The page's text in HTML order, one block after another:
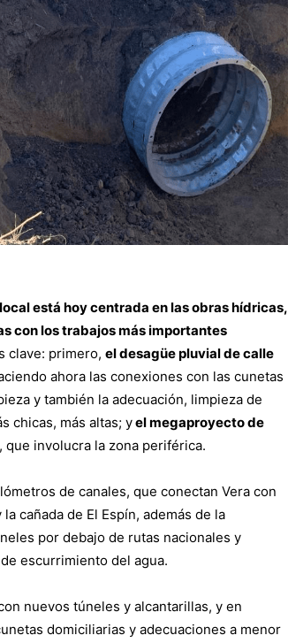
está hoy centrada en las obras hídricas,
con los trabajos más importantes
clave: primero, el desagüe pluvial de calle
ahora las conexiones con las cunetas
y también la adecuación, limpieza de
chicas, más altas; yel megaproyecto de
, que involucra la zona periférica.
de canales, que conectan Vera con
cañada de El Espín, además de la
por debajo de rutas nacionales y
escurrimiento del agua.
nuevos túneles y alcantarillas, y en
domiciliarias y adecuaciones a menor